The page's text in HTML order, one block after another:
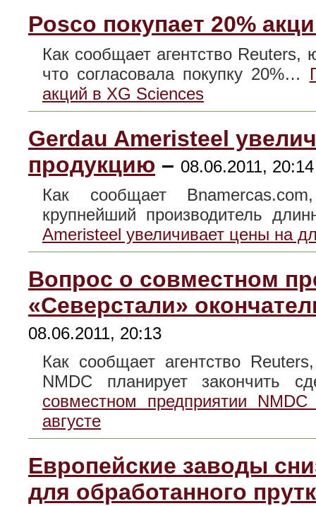
Posco покупает 20%
Как сообщает агентство
что согласовала покупку 20%…
акций в XG Sciences
Gerdau Ameristeel
продукцию – 08.06.2011, 20:14
Как сообщает
крупнейший производитель
Ameristeel увеличивает цены на
Вопрос о совместном
«Северстали»
08.06.2011, 20:13
Как сообщает агентство
NMDC планирует закончить
совместном предприятии
августе
Европейские заводы
для обработанного